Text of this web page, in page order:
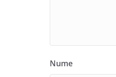
Nume